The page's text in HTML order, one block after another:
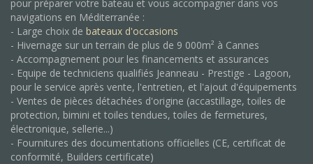
pour préparer votre bateau et vous accompagner dans vos
navigations en Méditerranée :
- Large choix de bateaux d'occasions
- Hivernage sur un terrain de plus de 9 000m² à Cannes
- Accompagnement pour les financements et assurances
- Equipe de techniciens qualifiés Jeanneau - Prestige - Lagoon,
pour le service après vente, l'entretien, et l'ajout d'équipements
- Ventes de pièces détachées d'origine (accastillage, toiles de
protection, bimini et toiles tendues, toiles de fermetures,
électronique, sellerie...)
- Fournitures des documentations officielles (CE, certificat de
conformité, Builders certificate)